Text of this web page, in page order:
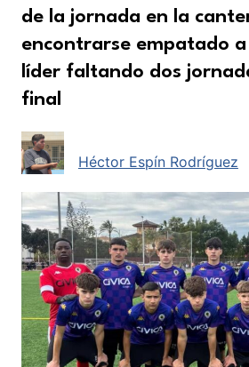
de la jornada en la
encontrarse empatado a
líder faltando dos
final
Héctor Espín Rodríguez